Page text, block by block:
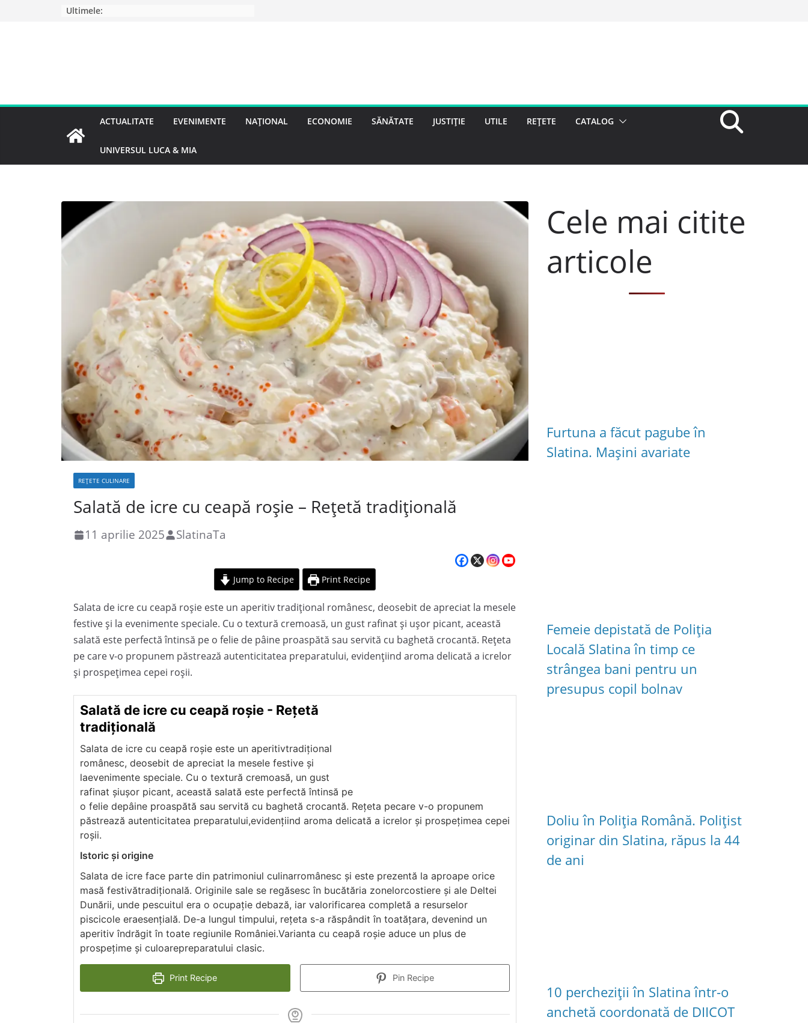
Ultimele:
ACTUALITATE EVENIMENTE NAȚIONAL ECONOMIE SĂNĂTATE JUSTIȚIE UTILE REȚETE CATALOG
UNIVERSUL LUCA & MIA
REȚETE CULINARE
Salată de icre cu ceapă roșie – Rețetă tradițională
11 aprilie 2025 SlatinaTa
Jump to Recipe Print Recipe
Salata de icre cu ceapă roșie este un aperitiv tradițional românesc, deosebit de apreciat la mesele
festive și la evenimente speciale. Cu o textură cremoasă, un gust rafinat și ușor picant, această
salată este perfectă întinsă pe o felie de pâine proaspătă sau servită cu baghetă crocantă. Rețeta
pe care v-o propunem păstrează autenticitatea preparatului, evidențiind aroma delicată a icrelor
și prospețimea cepei roșii.
Salată de icre cu ceapă roșie - Rețetă
tradițională
Salata de icre cu ceapă roșie este un aperitivtradițional
românesc, deosebit de apreciat la mesele festive și
laevenimente speciale. Cu o textură cremoasă, un gust
rafinat șiușor picant, această salată este perfectă întinsă pe
o felie depâine proaspătă sau servită cu baghetă crocantă. Rețeta pecare v-o propunem
păstrează autenticitatea preparatului,evidențiind aroma delicată a icrelor și prospețimea cepei
roșii.
Istoric și origine
Salata de icre face parte din patrimoniul culinarromânesc și este prezentă la aproape orice
masă festivătradițională. Originile sale se regăsesc în bucătăria zonelorcostiere și ale Deltei
Dunării, unde pescuitul era o ocupație debază, iar valorificarea completă a resurselor
piscicole eraesențială. De-a lungul timpului, rețeta s-a răspândit în toatățara, devenind un
aperitiv îndrăgit în toate regiunile României.Varianta cu ceapă roșie aduce un plus de
prospețime și culoarepreparatului clasic.
Print Recipe Pin Recipe
Cele mai citite
articole
Furtuna a făcut pagube în
Slatina. Mașini avariate
Femeie depistată de Poliția
Locală Slatina în timp ce
strângea bani pentru un
presupus copil bolnav
Doliu în Poliția Română. Polițist
originar din Slatina, răpus la 44
de ani
10 percheziții în Slatina într-o
anchetă coordonată de DIICOT